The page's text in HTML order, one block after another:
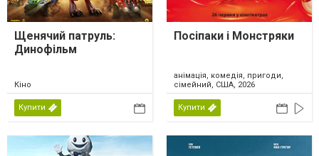
Щенячий патруль:
Динофільм
Кіно
Купити
Посіпаки і Монстряки
анімація, комедія, пригоди,
сімейний, США, 2026
Купити